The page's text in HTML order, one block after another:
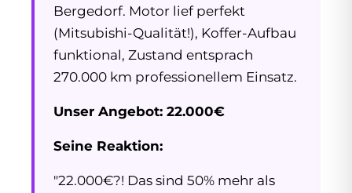
Bergedorf. Motor lief perfekt
(Mitsubishi-Qualität!), Koffer-Aufbau
funktional, Zustand entsprach
270.000 km professionellem Einsatz.
Unser Angebot: 22.000€
Seine Reaktion:
"22.000€?! Das sind 50% mehr als